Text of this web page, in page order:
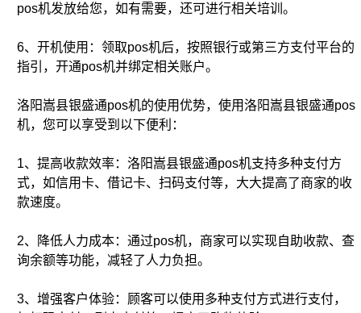
pos机发放给您，如有需要，还可进行相关培训。
6、开机使用：领取pos机后，按照银行或第三方支付平台的
指引，开通pos机并绑定相关账户。
洛阳嵩县银盛通pos机的使用优势，使用洛阳嵩县银盛通pos
机，您可以享受到以下便利：
1、提高收款效率：洛阳嵩县银盛通pos机支持多种支付方
式，如信用卡、借记卡、扫码支付等，大大提高了商家的收
款速度。
2、降低人力成本：通过pos机，商家可以实现自助收款、查
询余额等功能，减轻了人力负担。
3、增强客户体验：顾客可以使用多种支付方式进行支付，